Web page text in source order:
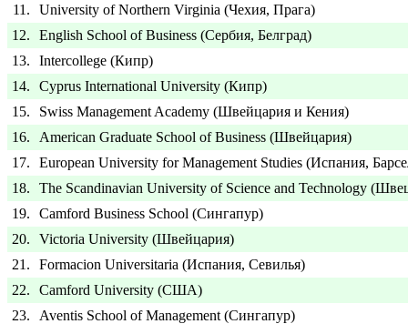
11.
University of Northern Virginia (Чехия, Прага)
12.
English School of Business (Сербия, Белград)
13.
Intercollege (Кипр)
14.
Cyprus International University (Кипр)
15.
Swiss Management Academy (Швейцария и Кения)
16.
American Graduate School of Business (Швейцария)
17.
European University for Management Studies (Испания,
18.
The Scandinavian University of Science and Technology
19.
Camford Business School (Сингапур)
20.
Victoria University (Швейцария)
21.
Formacion Universitaria (Испания, Севилья)
22.
Camford University (США)
23.
Aventis School of Management (Сингапур)